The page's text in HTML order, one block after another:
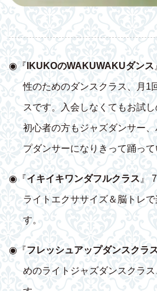
◉『 IKUKOのWAKUWAKUダンス
性のためのダンスクラス、月1
スです。入会しなくてもお試
初心者の方もジャズダンサー
プダンサーになりきって踊っ
◉『イキイキワンダフルクラス 』
ライトエクササイズ＆脳トレ
す。
◉『フレッシュアップダンスクラ
めのライトジャズダンスクラ